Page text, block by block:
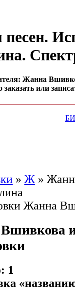
песен.
Жанна
или
» Ж »
1
«